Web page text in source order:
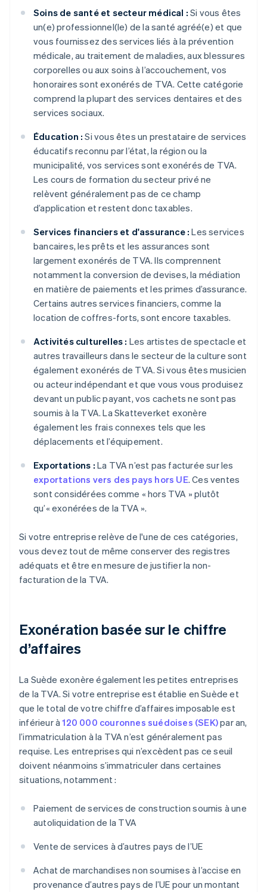
Soins de santé et secteur médical : Si vous êtes
un(e) professionnel(le) de la santé agréé(e) et que
vous fournissez des services liés à la prévention
médicale, au traitement de maladies, aux blessures
corporelles ou aux soins à l’accouchement, vos
honoraires sont exonérés de TVA. Cette catégorie
comprend la plupart des services dentaires et des
services sociaux.
Éducation : Si vous êtes un prestataire de services
éducatifs reconnu par l’état, la région ou la
municipalité, vos services sont exonérés de TVA.
Les cours de formation du secteur privé ne
relèvent généralement pas de ce champ
d’application et restent donc taxables.
Services financiers et d'assurance : Les services
bancaires, les prêts et les assurances sont
largement exonérés de TVA. Ils comprennent
notamment la conversion de devises, la médiation
en matière de paiements et les primes d’assurance.
Certains autres services financiers, comme la
location de coffres-forts, sont encore taxables.
Activités culturelles : Les artistes de spectacle et
autres travailleurs dans le secteur de la culture sont
également exonérés de TVA. Si vous êtes musicien
ou acteur indépendant et que vous vous produisez
devant un public payant, vos cachets ne sont pas
soumis à la TVA. La Skatteverket exonère
également les frais connexes tels que les
déplacements et l’équipement.
Exportations : La TVA n’est pas facturée sur les
exportations vers des pays hors UE. Ces ventes
sont considérées comme « hors TVA » plutôt
qu’« exonérées de la TVA ».
Si votre entreprise relève de l'une de ces catégories,
vous devez tout de même conserver des registres
adéquats et être en mesure de justifier la non-
facturation de la TVA.
Exonération basée sur le chiffre
d’affaires
La Suède exonère également les petites entreprises
de la TVA. Si votre entreprise est établie en Suède et
que le total de votre chiffre d’affaires imposable est
inférieur à120 000 couronnes suédoises (SEK)par an,
l’immatriculation à la TVA n’est généralement pas
requise. Les entreprises qui n’excèdent pas ce seuil
doivent néanmoins s’immatriculer dans certaines
situations, notamment :
Paiement de services de construction soumis à une
autoliquidation de la TVA
Vente de services à d’autres pays de l’UE
Achat de marchandises non soumises à l’accise en
provenance d’autres pays de l’UE pour un montant